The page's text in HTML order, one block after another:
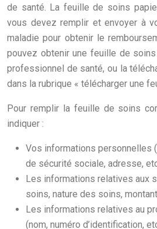
de santé. La feuille de soins
vous devez remplir et envoyer à
maladie pour obtenir le
pouvez obtenir une feuille de
professionnel de santé, ou la
dans la rubrique « télécharger une
Pour remplir la feuille de soins
indiquer :
Vos informations personnelles
de sécurité sociale, adresse,
Les informations relatives aux
soins, nature des soins,
Les informations relatives au
(nom, numéro d’identification,